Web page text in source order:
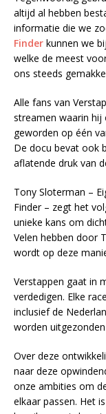
altijd al hebben
informatie die we
Finder kunnen we
welke de meest
ons steeds
Alle fans van
streamen waarin hij
geworden op één
De docu bevat ook
aflatende druk van
Tony Sloterman –
Finder – zegt het
unieke kans om
Velen hebben door
wordt op deze
Verstappen gaat in
verdedigen. Elke
inclusief de
worden
Over deze
naar deze
onze ambities om
elkaar passen. Het